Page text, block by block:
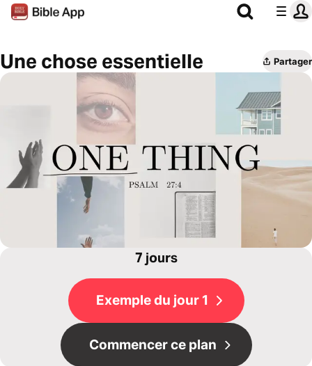
Une chose essentielle Partager
7 jours
Exemple du jour 1
Commencer ce plan